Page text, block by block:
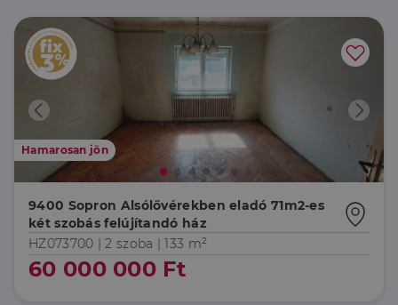
Hamarosan jön
9400 Sopron Alsólővérekben eladó 71m2-es
két szobás felújítandó ház
HZ073700 |2 szoba | 133 m²
60 000 000 Ft